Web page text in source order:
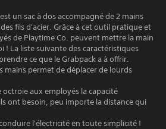
un sac à dos accompagné de 2 mains
fils d'acier. Grâce à cet outil pratique et
de Playtime Co. peuvent mettre la main
La liste suivante des caractéristiques
ce que le Grabpack a à offrir.
mains permet de déplacer de lourds
octroie aux employés la capacité
ont besoin, peu importe la distance qui
l'électricité en toute simplicité !